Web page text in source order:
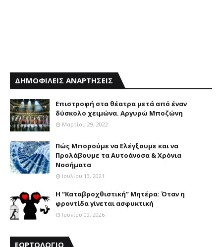
ΔΗΜΟΦΙΛΕΙΣ ΑΝΑΡΤΗΣΕΙΣ
Επιστροφή στα θέατρα μετά από έναν
δύσκολο χειμώνα. Αργυρώ Μποζώνη
Μαρτίου 29, 2022
Πώς Μπορούμε να Ελέγξουμε και να
Προλάβουμε τα Αυτοάνοσα & Χρόνια
Νοσήματα
Ιουλίου 13, 2021
Η “Καταβροχθιστική” Mητέρα: Όταν η
φροντίδα γίνεται ασφυκτική
Ιουνίου 09, 2026
ΕΟΡΤΟΛΟΓΙΟ